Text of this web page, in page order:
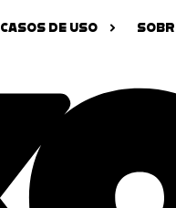
CASOS DE USO